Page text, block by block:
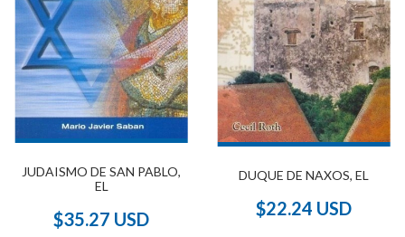
JUDAISMO DE SAN PABLO,
EL
$35.27 USD
DUQUE DE NAXOS, EL
$22.24 USD